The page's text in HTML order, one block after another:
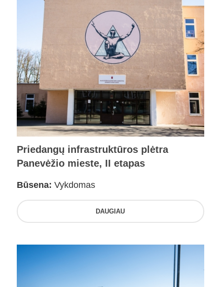
Priedangų infrastruktūros plėtra
Panevėžio mieste, II etapas
Būsena: Vykdomas
DAUGIAU